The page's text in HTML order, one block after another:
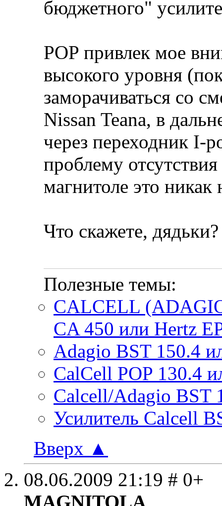
бюджетного"
POP привлек мое
высокого уровня
заморачиваться со
Nissan Teana, в
через переходник I-
проблему
магнитоле это
Что скажете, дядьки?
Полезные темы:
CALCELL
CA 450 или Hertz
Adagio BST 150.4
CalCell POP 130.4
Calcell/Adagio BST
Усилитель Calcell
Вверх ▲
08.06.2009 21:19 # 0+